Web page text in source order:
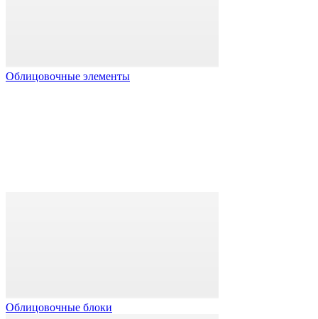
Облицовочные элементы
Облицовочные блоки